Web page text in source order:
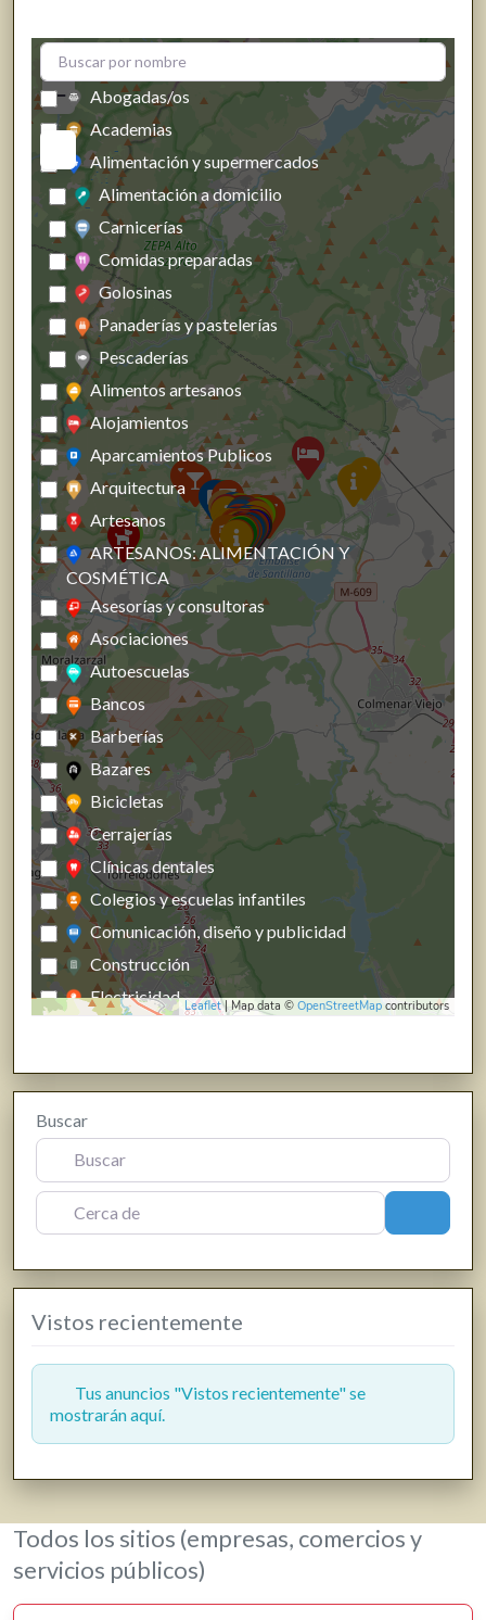
+
−
Leaflet| Map data © OpenStreetMap contributors
Abogadas/os
Academias
Alimentación y supermercados
Alimentación a domicilio
Carnicerías
Comidas preparadas
Golosinas
Panaderías y pastelerías
Pescaderías
Alimentos artesanos
Alojamientos
Aparcamientos Publicos
Arquitectura
Artesanos
ARTESANOS: ALIMENTACIÓN Y
COSMÉTICA
Asesorías y consultoras
Asociaciones
Autoescuelas
Bancos
Barberías
Bazares
Bicicletas
Cerrajerías
Clínicas dentales
Colegios y escuelas infantiles
Comunicación, diseño y publicidad
Construcción
Electricidad
Farmacias, parafarmacias y herbolarios
Ferreterías
Fisioterapia
Floristerías
Fotografía y producción audiovisual
Gasóleo
Gasolineras
Hostelería y restauración
Informática y telecomunicaciones
Jardinería y viveros
Librerías, papelerías e impresión digital
Loterías
Buscar
Cerca de
Vistos recientemente
Tus anuncios "Vistos recientemente" se
mostrarán aquí.
Todos los sitios (empresas, comercios y
servicios públicos)